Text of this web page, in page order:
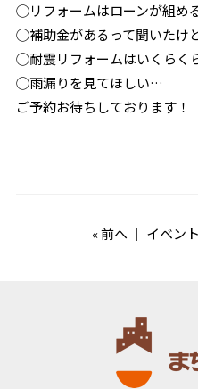
◯リフォームはローンが組め
◯補助金があるって聞いたけ
◯耐震リフォームはいくらく
◯雨漏りを見てほしい…
ご予約お待ちしております！
«前へ ｜ イベン